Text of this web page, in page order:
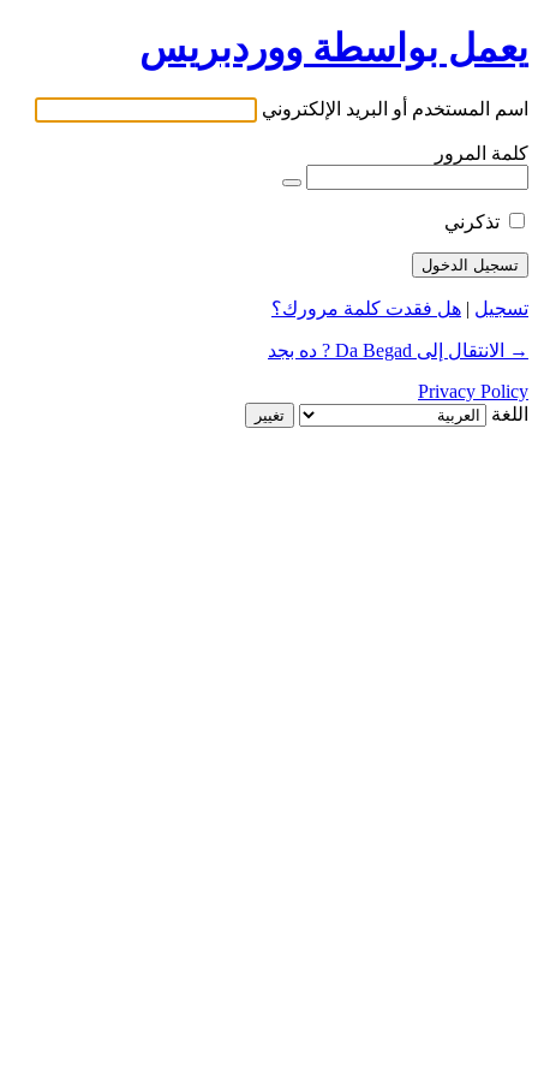
يعمل بواسطة ووردبريس
اسم المستخدم أو البريد الإلكتروني
كلمة المرور
تذكرني
تسجيل | هل فقدت كلمة مرورك؟
→ الانتقال إلى Da Begad ? ده بجد
Privacy Policy
اللغة